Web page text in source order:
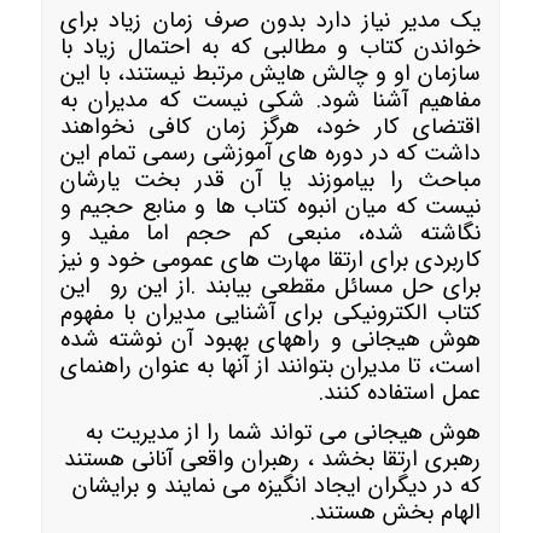
یک مدیر نیاز دارد بدون صرف زمان زیاد برای
خواندن کتاب و مطالبی که به احتمال زیاد با
سازمان او و چالش هایش مرتبط نیستند، با این
مفاهیم آشنا شود. شکی نیست که مدیران به
اقتضای کار خود، هرگز زمان کافی نخواهند
داشت که در دوره های آموزشی رسمی تمام این
مباحث را بیاموزند یا آن قدر بخت یارشان
نیست که میان انبوه کتاب ها و منابع حجیم و
نگاشته شده، منبعی کم حجم اما مفید و
کاربردی برای ارتقا مهارت های عمومی خود و نیز
برای حل مسائل مقطعی بیابند .از این رو این
کتاب الکترونیکی برای آشنایی مدیران با مفهوم
هوش هیجانی و راههای بهبود آن نوشته شده
است، تا مدیران بتوانند از آنها به عنوان راهنمای
عمل استفاده کنند.
هوش هیجانی می تواند شما را از مدیریت به
رهبری ارتقا بخشد ، رهبران واقعی آنانی هستند
که در دیگران ایجاد انگیزه می نمایند و برایشان
الهام بخش هستند.